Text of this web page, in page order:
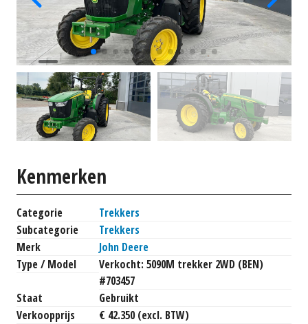
Kenmerken
Categorie
Trekkers
Subcategorie
Trekkers
Merk
John Deere
Type / Model
Verkocht: 5090M trekker 2WD (BEN)
#703457
Staat
Gebruikt
Verkoopprijs
€ 42.350 (excl. BTW)